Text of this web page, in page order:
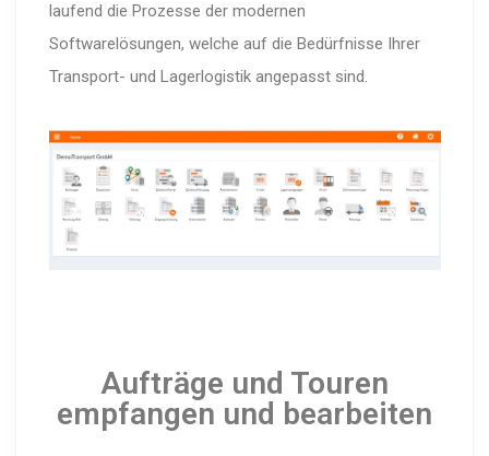
laufend die Prozesse der modernen
Softwarelösungen, welche auf die Bedürfnisse Ihrer
Transport- und Lagerlogistik angepasst sind.
Aufträge und Touren
empfangen und bearbeiten